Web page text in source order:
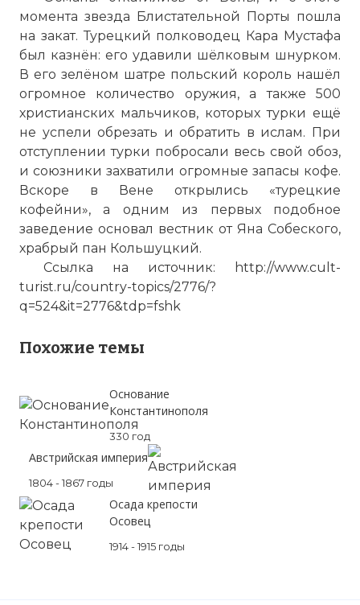
момента звезда Блистательной Порты пошла
на закат. Турецкий полководец Кара Мустафа
был казнён: его удавили шёлковым шнурком.
В его зелёном шатре польский король нашёл
огромное количество оружия, а также 500
христианских мальчиков, которых турки ещё
не успели обрезать и обратить в ислам. При
отступлении турки побросали весь свой обоз,
и союзники захватили огромные запасы кофе.
Вскоре в Вене открылись «турецкие
кофейни», а одним из первых подобное
заведение основал вестник от Яна Собеского,
храбрый пан Кольшуцкий.
Ссылка на источник: http://www.cult-
turist.ru/country-topics/2776/?
q=524&it=2776&tdp=fshk
Похожие темы
Основание
Константинополя
330 год
Австрийская империя
1804 - 1867 годы
Осада крепости
Осовец
1914 - 1915 годы
Венская битва 11 сентября 1683 г.
Фото статьи: